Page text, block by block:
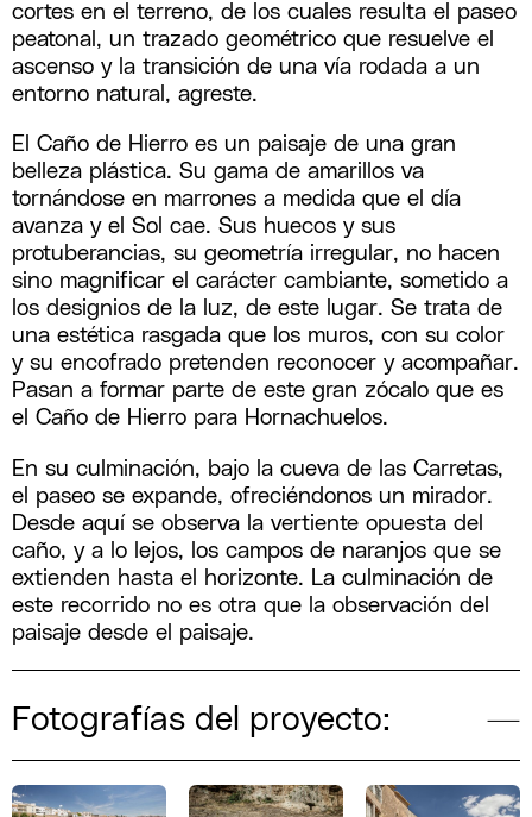
cortes en el terreno, de los cuales resulta el paseo
peatonal, un trazado geométrico que resuelve el
ascenso y la transición de una vía rodada a un
entorno natural, agreste.
El Caño de Hierro es un paisaje de una gran
belleza plástica. Su gama de amarillos va
tornándose en marrones a medida que el día
avanza y el Sol cae. Sus huecos y sus
protuberancias, su geometría irregular, no hacen
sino magnificar el carácter cambiante, sometido a
los designios de la luz, de este lugar. Se trata de
una estética rasgada que los muros, con su color
y su encofrado pretenden reconocer y acompañar.
Pasan a formar parte de este gran zócalo que es
el Caño de Hierro para Hornachuelos.
En su culminación, bajo la cueva de las Carretas,
el paseo se expande, ofreciéndonos un mirador.
Desde aquí se observa la vertiente opuesta del
caño, y a lo lejos, los campos de naranjos que se
extienden hasta el horizonte. La culminación de
este recorrido no es otra que la observación del
paisaje desde el paisaje.
Fotografías del proyecto: